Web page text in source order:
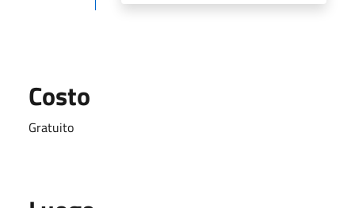
Costo
Gratuito